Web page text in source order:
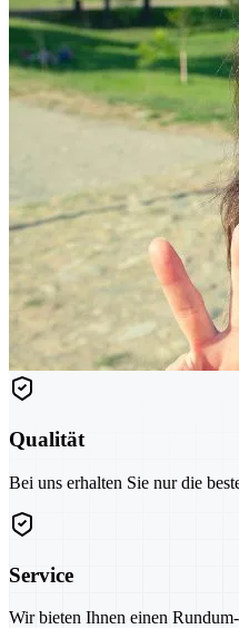
Qualität
Bei uns erhalten Sie nur die
Service
Wir bieten Ihnen einen